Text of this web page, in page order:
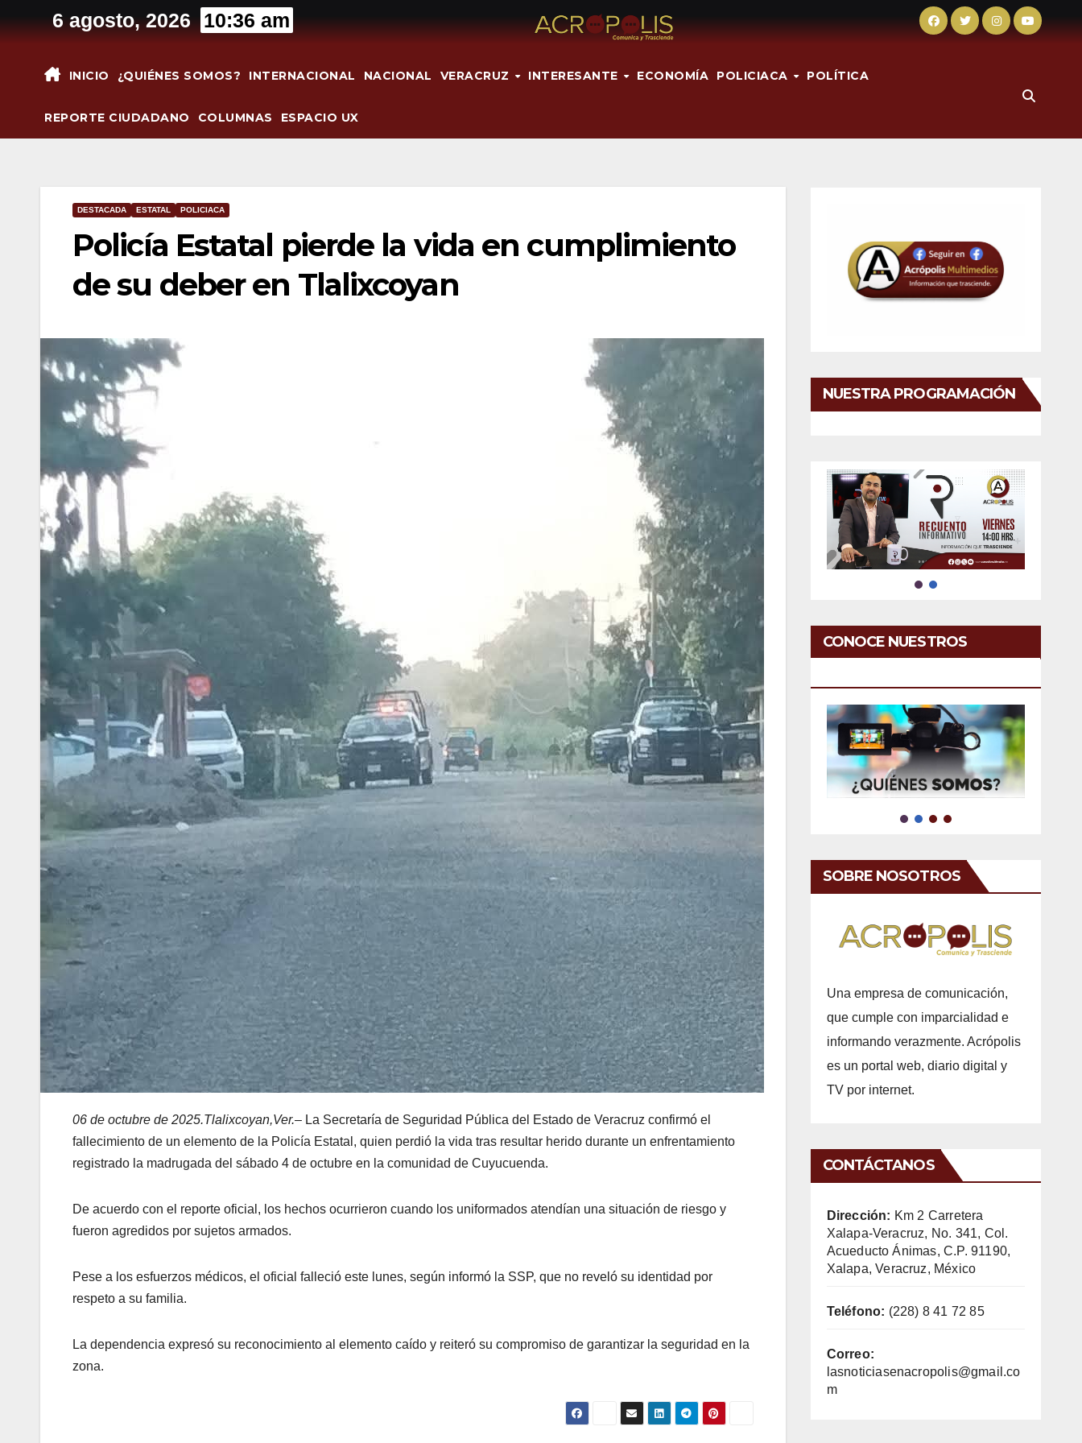
al
6 agosto, 2026 10:36 am
INICIO ¿QUIÉNES SOMOS? INTERNACIONAL NACIONAL VERACRUZ INTERESANTE ECONOMÍA POLICIACA POLÍTICA
REPORTE CIUDADANO COLUMNAS ESPACIO UX
DESTACADA ESTATAL POLICIACA
Policía Estatal pierde la vida en cumplimiento
de su deber en Tlalixcoyan
06 de octubre de 2025.Tlalixcoyan,Ver.– La Secretaría de Seguridad Pública del Estado de Veracruz confirmó el
fallecimiento de un elemento de la Policía Estatal, quien perdió la vida tras resultar herido durante un enfrentamiento
registrado la madrugada del sábado 4 de octubre en la comunidad de Cuyucuenda.
De acuerdo con el reporte oficial, los hechos ocurrieron cuando los uniformados atendían una situación de riesgo y
fueron agredidos por sujetos armados.
Pese a los esfuerzos médicos, el oficial falleció este lunes, según informó la SSP, que no reveló su identidad por
respeto a su familia.
La dependencia expresó su reconocimiento al elemento caído y reiteró su compromiso de garantizar la seguridad en la
zona.
NUESTRA PROGRAMACIÓN
CONOCE NUESTROS
SOBRE NOSOTROS
Una empresa de comunicación,
que cumple con imparcialidad e
informando verazmente. Acrópolis
es un portal web, diario digital y
TV por internet.
CONTÁCTANOS
Dirección: Km 2 Carretera
Xalapa-Veracruz, No. 341, Col.
Acueducto Ánimas, C.P. 91190,
Xalapa, Veracruz, México
Teléfono: (228) 8 41 72 85
Correo:
lasnoticiasenacropolis@gmail.co
m